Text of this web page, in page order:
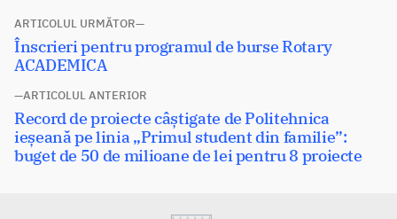
Navigare
în
articole
ARTICOLUL ANTERIOR
Articolul
anterior:
Record de proiecte câștigate de Politehnica
ieșeană pe linia „Primul student din familie”:
buget de 50 de milioane de lei pentru 8 proiecte
ARTICOLUL URMĂTOR
Articolul
următor:
Înscrieri pentru programul de burse Rotary
ACADEMICA